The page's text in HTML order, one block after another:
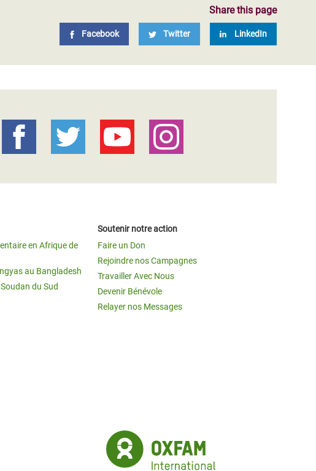
Share this page
Facebook Twitter LinkedIn
en Afrique de
au Bangladesh
du Sud
Soutenir notre action
Faire un Don
Rejoindre nos Campagnes
Travailler Avec Nous
Devenir Bénévole
Relayer nos Messages